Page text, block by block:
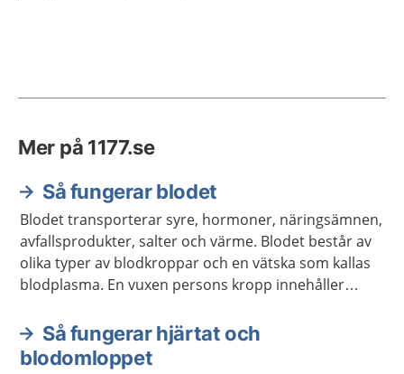
Mer på 1177.se
Så fungerar blodet
Blodet transporterar syre, hormoner, näringsämnen,
avfallsprodukter, salter och värme. Blodet består av
olika typer av blodkroppar och en vätska som kallas
blodplasma. En vuxen persons kropp innehåller
Så fungerar hjärtat och
blodomloppet